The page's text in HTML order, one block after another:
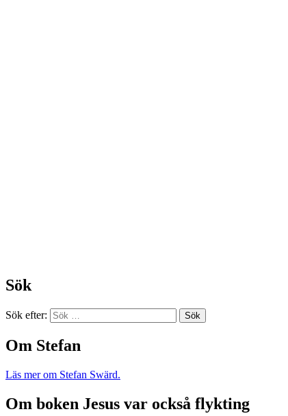
Sök
Sök efter:
Om Stefan
Läs mer om Stefan Swärd.
Om boken Jesus var också flykting